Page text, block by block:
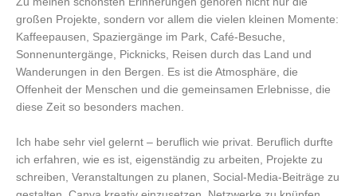
großen Projekte, sondern vor allem die vielen kleinen Momente:
Kaffeepausen, Spaziergänge im Park, Café-Besuche,
Sonnenuntergänge, Picknicks, Reisen durch das Land und
Wanderungen in den Bergen. Es ist die Atmosphäre, die
Offenheit der Menschen und die gemeinsamen Erlebnisse, die
diese Zeit so besonders machen.
Ich habe sehr viel gelernt – beruflich wie privat. Beruflich durfte
ich erfahren, wie es ist, eigenständig zu arbeiten, Projekte zu
schreiben, Veranstaltungen zu planen, Social-Media-Beiträge zu